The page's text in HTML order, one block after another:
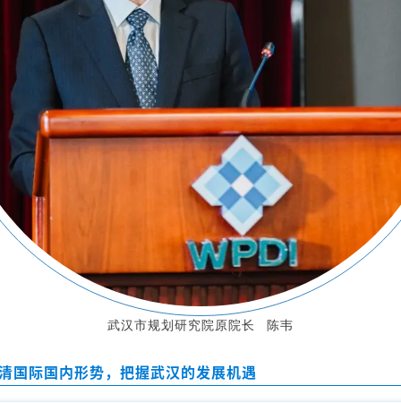
武汉市规划研究院原 院长 陈韦
国际国内形势，把握武汉的发展机遇